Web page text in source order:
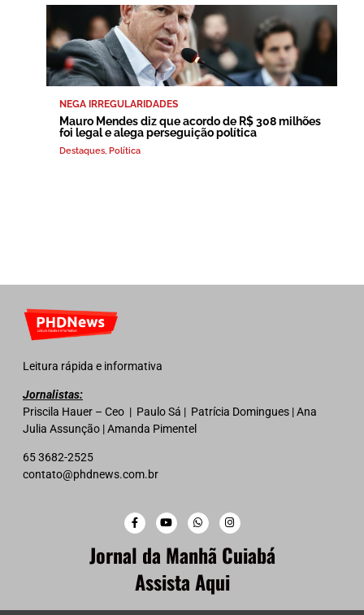
NEGA IRREGULARIDADES
Mauro Mendes diz que acordo de R$ 308 milhões
foi legal e alega perseguição política
Destaques, Política
Leitura rápida e informativa
Jornalistas:
Priscila Hauer – Ceo | Paulo Sá | Patrícia Domingues | Ana
Julia Assunção | Amanda Pimentel
65 3682-2525
contato@phdnews.com.br
Jornal da Manhã Cuiabá
Assista Aqui